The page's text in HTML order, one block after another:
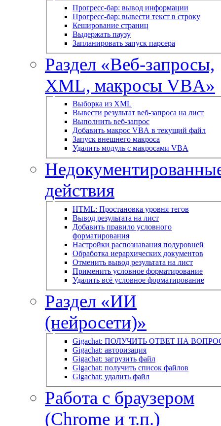
Прогресс-бар: вывод информации
Прогресс-бар: вывести текст в строку
Кеширование страниц
Выдержать паузу
Запланировать запуск парсера
Раздел «Веб-запросы,
XML, макросы VBA»
Выборка из XML
Вывести результат веб-запроса на лист
Выполнить веб-запрос
Добавить макрос VBA в текущий файл
Запуск внешнего макроса
Удалить модуль с макросами VBA
действия
HTML: Простановка уровня тегов
Вывод результата на лист
Добавить правило условного
форматирования
Настройки распознавания подуровней
Обработка иерархических документов
Отменить вывод результата на лист
Применить условное форматирование
Удалить всё условное форматирование
Раздел «ИИ
(нейросети)»
Gigachat: ПОЛУЧИТЬ ОТВЕТ НА
Gigachat: авторизация
Gigachat: загрузить файл
Gigachat: получить список файлов
Gigachat: удалить файл
Работа с браузером
(Chrome и т.п.)